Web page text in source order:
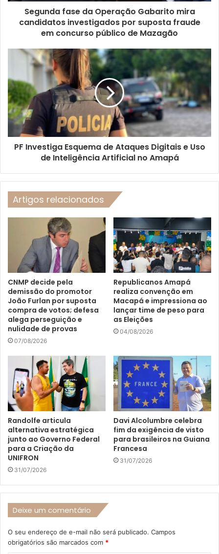
Segunda fase da Operação Gabarito mira
candidatos investigados por suposta fraude
em concurso público de Mazagão
PF Investiga Esquema de Ataques Digitais e Uso
de Inteligência Artificial no Amapá
Artigos relacionados
CNMP decide pela
demissão do promotor
João Furlan por suposta
compra de votos; defesa
alega perseguição e
nulidade de provas
07/08/2026
Republicanos Amapá
realiza convenção em
Macapá e impressiona ao
lançar time de peso para
as Eleições
04/08/2026
Randolfe articula
alternativa estratégica
junto ao Governo Federal
para a Criação da
UNIFRON
31/07/2026
Davi Alcolumbre celebra
fim da exigência de visto
para brasileiros na Guiana
Francesa
31/07/2026
Deixe um comentário
O seu endereço de e-mail não será publicado. Campos
obrigatórios são marcados com *